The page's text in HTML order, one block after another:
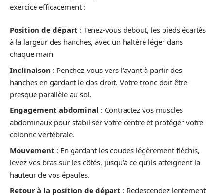
exercice efficacement :
Position de départ : Tenez-vous debout, les pieds écartés
à la largeur des hanches, avec un haltère léger dans
chaque main.
Inclinaison : Penchez-vous vers l’avant à partir des
hanches en gardant le dos droit. Votre tronc doit être
presque parallèle au sol.
Engagement abdominal : Contractez vos muscles
abdominaux pour stabiliser votre centre et protéger votre
colonne vertébrale.
Mouvement : En gardant les coudes légèrement fléchis,
levez vos bras sur les côtés, jusqu’à ce qu’ils atteignent la
hauteur de vos épaules.
Retour à la position de départ : Redescendez lentement